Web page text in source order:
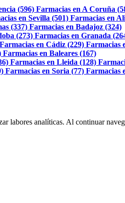
(596) Farmacias en A Coruña
en Sevilla (501) Farmacias en
(337) Farmacias en Badajoz (324)
(273) Farmacias en Granada
Farmacias en Cádiz (229) Farmacias
Farmacias en Baleares (167)
Farmacias en Lleida (128)
Farmacias en Soria (77) Farmacias
labores analíticas. Al continuar